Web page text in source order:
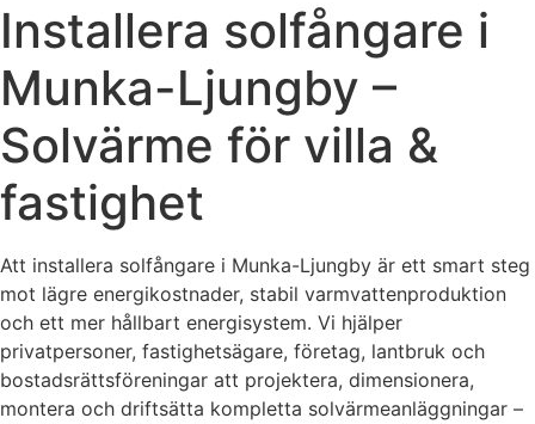
Installera solfångare i
Munka-Ljungby –
Solvärme för villa &
fastighet
Att installera solfångare i Munka-Ljungby är ett smart steg
mot lägre energikostnader, stabil varmvattenproduktion
och ett mer hållbart energisystem. Vi hjälper
privatpersoner, fastighetsägare, företag, lantbruk och
bostadsrättsföreningar att projektera, dimensionera,
montera och driftsätta kompletta solvärmeanläggningar –